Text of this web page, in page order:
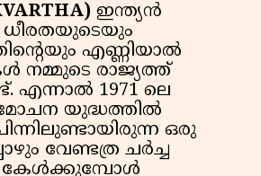
ഇന്ത്യൻ
എണ്ണിയാൽ
നമ്മുടെ രാജ്യത്ത്
എന്നാൽ 1971 ലെ
യുദ്ധത്തിൽ
ഒരു
വേണ്ടത്ര ചർച്ച
കേൾക്കുമ്പോൾ